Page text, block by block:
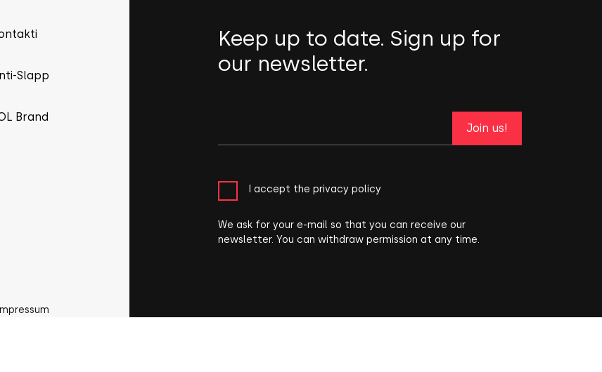
Slapp
Brand
Impressum
Keep up to date. Sign up for
our newsletter.
Join us!
I accept the privacy policy
We ask for your e-mail so that you can receive our
newsletter. You can withdraw permission at any time.